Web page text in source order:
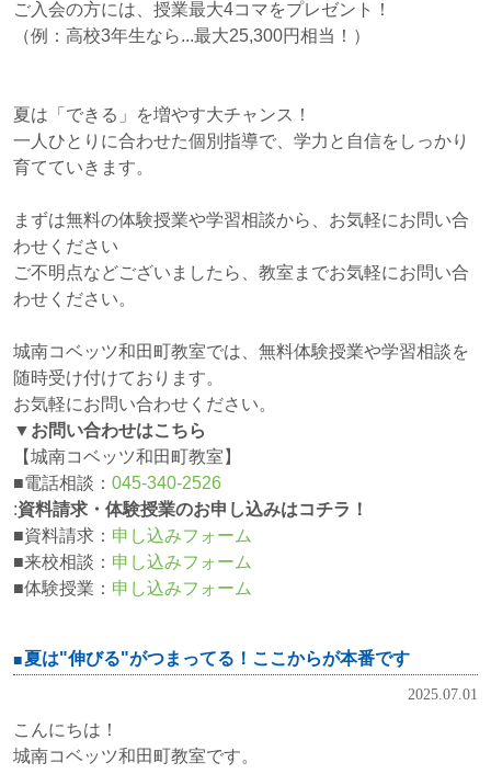
ご入会の方には、授業最大4コマをプレゼント！
（例：高校3年生なら...最大25,300円相当！）
夏は「できる」を増やす大チャンス！
一人ひとりに合わせた個別指導で、学力と自信をしっかり
育てていきます。
まずは無料の体験授業や学習相談から、お気軽にお問い合
わせください
ご不明点などございましたら、教室までお気軽にお問い合
わせください。
城南コベッツ和田町教室では、無料体験授業や学習相談を
随時受け付けております。
お気軽にお問い合わせください。
▼お問い合わせはこちら
【城南コベッツ和田町教室】
■電話相談： 045-340-2526
:資料請求・体験授業のお申し込みはコチラ！
■資料請求： 申し込みフォーム
■来校相談： 申し込みフォーム
■体験授業： 申し込みフォーム
夏は"伸びる"がつまってる！ここからが本番です
2025.07.01
こんにちは！
城南コベッツ和田町教室です。